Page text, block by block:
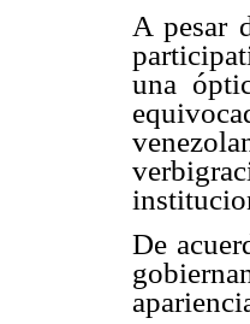
A pesar
una
De